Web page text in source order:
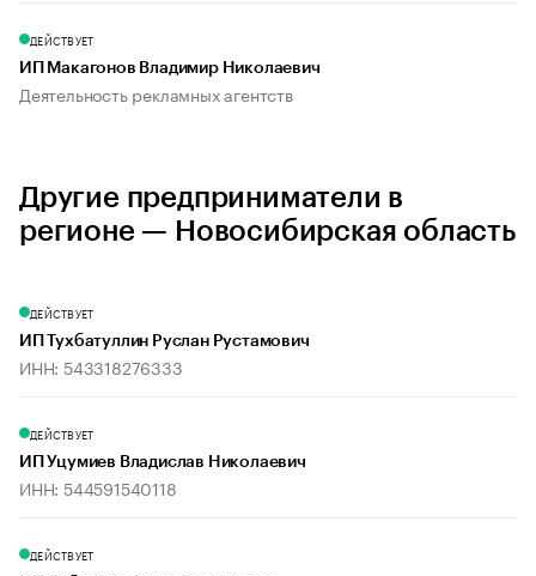
ДЕЙСТВУЕТ
ИП Макагонов Владимир Николаевич
Деятельность рекламных агентств
Другие предприниматели в
регионе — Новосибирская область
ДЕЙСТВУЕТ
ИП Тухбатуллин Руслан Рустамович
ИНН: 543318276333
ДЕЙСТВУЕТ
ИП Уцумиев Владислав Николаевич
ИНН: 544591540118
ДЕЙСТВУЕТ